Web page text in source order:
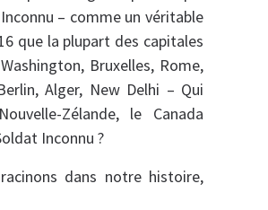
– comme un véritable
que la plupart des capitales
Bruxelles, Rome,
Alger, New Delhi – Qui
Zélande, le Canada
Inconnu ?
dans notre histoire,